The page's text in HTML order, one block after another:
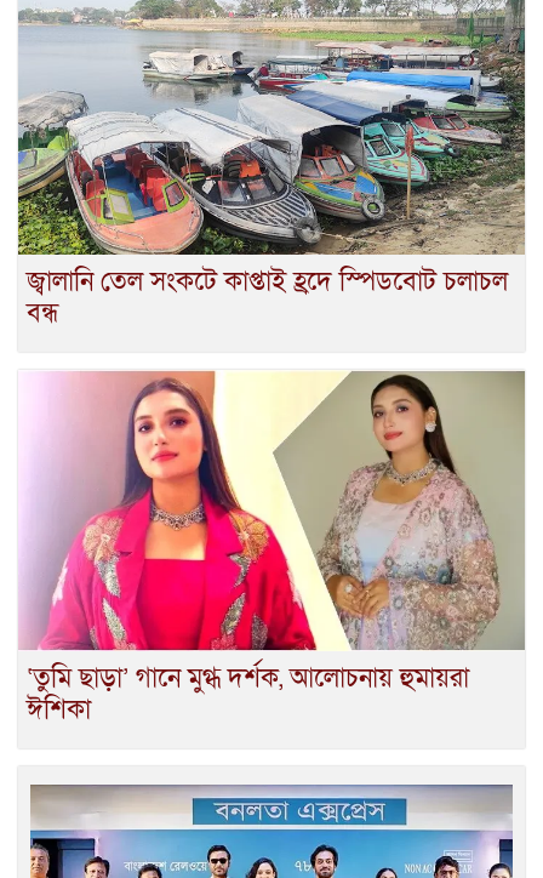
জ্বালানি তেল সংকটে কাপ্তাই হ্রদে স্পিডবোট চলাচল
বন্ধ
‘তুমি ছাড়া’ গানে মুগ্ধ দর্শক, আলোচনায় হুমায়রা
ঈশিকা